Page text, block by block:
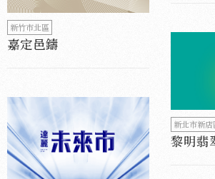
新竹市北區
嘉定邑鑄
新北市新店
黎明翡